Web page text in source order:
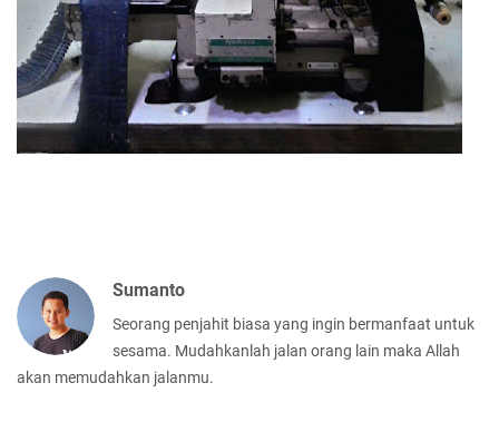
Sumanto
Seorang penjahit biasa yang ingin bermanfaat untuk
sesama. Mudahkanlah jalan orang lain maka Allah
akan memudahkan jalanmu.